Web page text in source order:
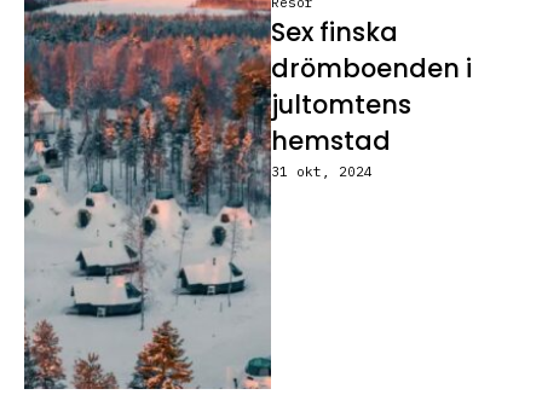
Sex finska
drömboenden i
jultomtens
hemstad
31 okt, 2024